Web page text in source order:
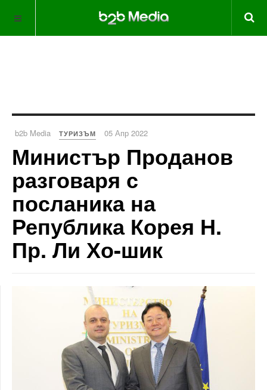
b2b Media ТУРИЗЪМ 05 Апр 2022
Министър Проданов
разговаря с
посланика на
Република Корея Н.
Пр. Ли Хо-шик